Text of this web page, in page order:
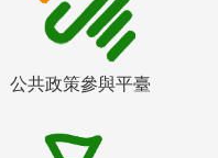
公共政策參與平臺